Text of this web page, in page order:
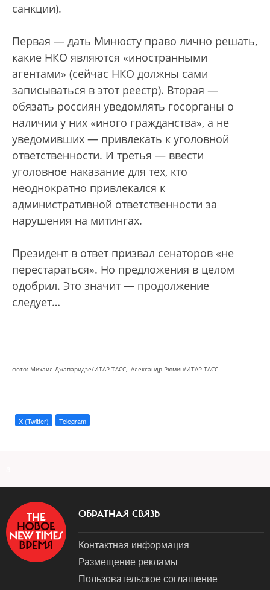
санкции).
Первая — дать Минюсту право лично решать,
какие НКО являются «иностранными
агентами» (сейчас НКО должны сами
записываться в этот реестр). Вторая —
обязать россиян уведомлять госорганы о
наличии у них «иного гражданства», а не
уведомивших — привлекать к уголовной
ответственности. И третья — ввести
уголовное наказание для тех, кто
неоднократно привлекался к
административной ответственности за
нарушения на митингах.
Президент в ответ призвал сенаторов «не
перестараться». Но предложения в целом
одобрил. Это значит — продолжение
следует…
фото: Михаил Джапаридзе/ИТАР-ТАСС, Александр Рюмин/ИТАР-ТАСС
X (Twitter) Telegram
ОБРАТНАЯ СВЯЗЬ
Контактная информация
Размещение рекламы
Пользовательское соглашение